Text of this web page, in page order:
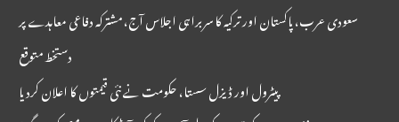
سعودی عرب، پاکستان اور ترکیہ کا سربراہی اجلاس آج، مشترکہ دفاعی معاہدے پر
دستخط متوقع
پیٹرول اور ڈیزل سستا، حکومت نے نئی قیمتوں کا اعلان کردیا